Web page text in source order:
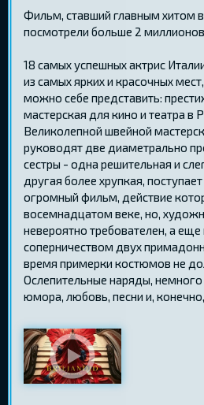
Фильм, ставший главным хитом
посмотрели больше 2 миллионов
18 самых успешных актрис
из самых ярких и красочных
можно себе представить:
мастерская для кино и театра в
Великолепной швейной
руководят две диаметрально
сестры - одна решительная и
другая более хрупкая,
огромный фильм, действие
восемнадцатом веке, но,
невероятно требователен, а
соперничеством двух
время примерки костюмов не
Ослепительные наряды,
юмора, любовь, песни и,